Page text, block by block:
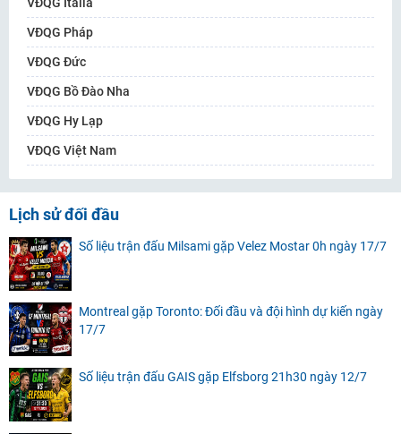
VĐQG Pháp
VĐQG Đức
VĐQG Bồ Đào Nha
VĐQG Hy Lạp
VĐQG Việt Nam
Lịch sử đối đầu
Số liệu trận đấu Milsami gặp Velez Mostar 0h ngày 17/7
Montreal gặp Toronto: Đối đầu và đội hình dự kiến ngày
17/7
Số liệu trận đấu GAIS gặp Elfsborg 21h30 ngày 12/7